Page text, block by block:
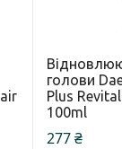
голови
Plus
100ml
277 ₴